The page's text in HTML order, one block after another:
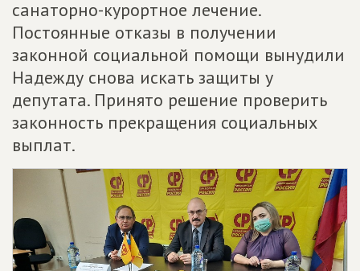
санаторно-курортное лечение.
Постоянные отказы в получении
законной социальной помощи вынудили
Надежду снова искать защиты у
депутата. Принято решение проверить
законность прекращения социальных
выплат.